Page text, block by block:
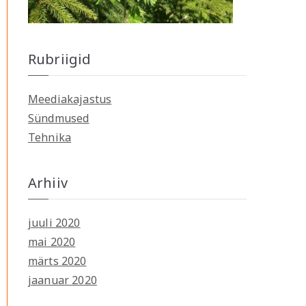
Rubriigid
Meediakajastus
Sündmused
Tehnika
Arhiiv
juuli 2020
mai 2020
märts 2020
jaanuar 2020